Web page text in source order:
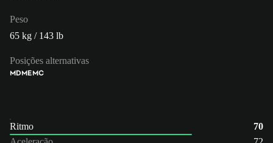
Peso
65 kg / 143 lb
Posições alternativas
MDMEMC
Ritmo
70